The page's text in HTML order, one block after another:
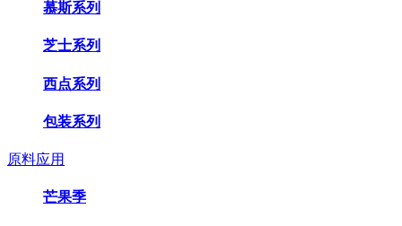
慕斯系列
芝士系列
西点系列
包装系列
原料应用
芒果季